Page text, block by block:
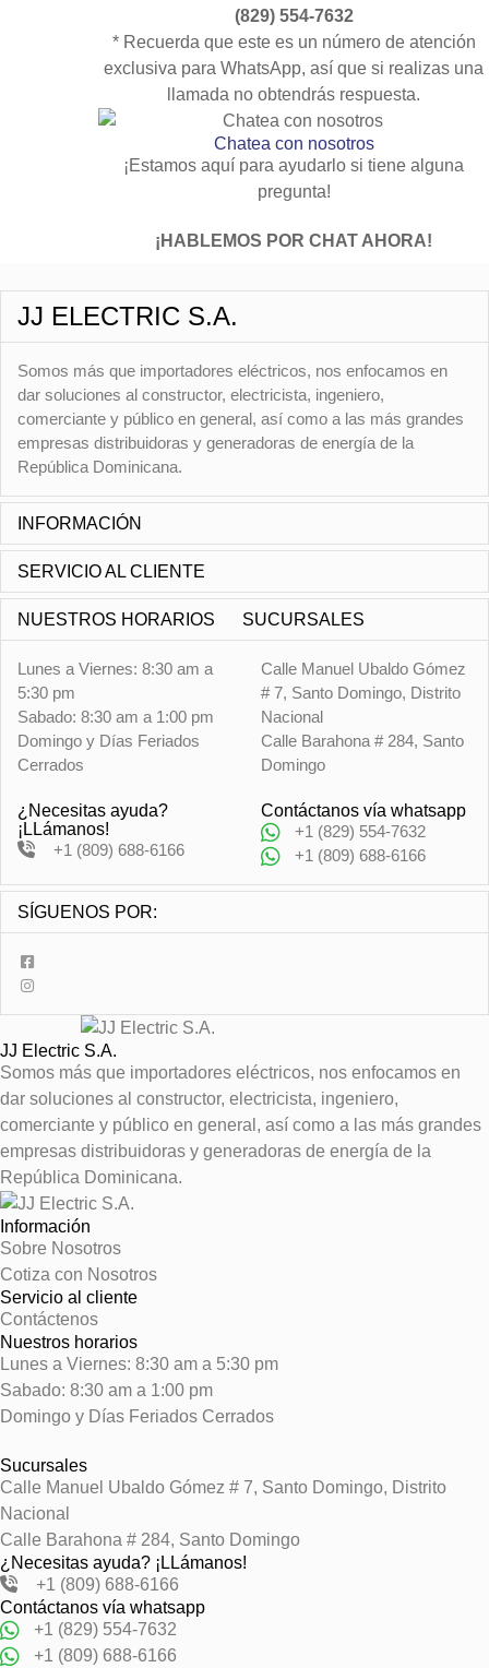
(829) 554-7632
* Recuerda que este es un número de atención
exclusiva para WhatsApp, así que si realizas una
llamada no obtendrás respuesta.
Chatea con nosotros
¡Estamos aquí para ayudarlo si tiene alguna
pregunta!
¡HABLEMOS POR CHAT AHORA!
JJ ELECTRIC S.A.
Somos más que importadores eléctricos, nos enfocamos en
dar soluciones al constructor, electricista, ingeniero,
comerciante y público en general, así como a las más grandes
empresas distribuidoras y generadoras de energía de la
República Dominicana.
INFORMACIÓN
SERVICIO AL CLIENTE
NUESTROS HORARIOS SUCURSALES
Lunes a Viernes: 8:30 am a
5:30 pm
Sabado: 8:30 am a 1:00 pm
Domingo y Días Feriados
Cerrados
Calle Manuel Ubaldo Gómez
# 7, Santo Domingo, Distrito
Nacional
Calle Barahona # 284, Santo
Domingo
¿Necesitas ayuda?
¡LLámanos!
+1 (809) 688-6166
Contáctanos vía whatsapp
+1 (829) 554-7632
+1 (809) 688-6166
SÍGUENOS POR:
JJ Electric S.A.
Somos más que importadores eléctricos, nos enfocamos en
dar soluciones al constructor, electricista, ingeniero,
comerciante y público en general, así como a las más grandes
empresas distribuidoras y generadoras de energía de la
República Dominicana.
Información
Sobre Nosotros
Cotiza con Nosotros
Servicio al cliente
Contáctenos
Nuestros horarios
Lunes a Viernes: 8:30 am a 5:30 pm
Sabado: 8:30 am a 1:00 pm
Domingo y Días Feriados Cerrados
Sucursales
Calle Manuel Ubaldo Gómez # 7, Santo Domingo, Distrito
Nacional
Calle Barahona # 284, Santo Domingo
¿Necesitas ayuda? ¡LLámanos!
+1 (809) 688-6166
Contáctanos vía whatsapp
+1 (829) 554-7632
+1 (809) 688-6166